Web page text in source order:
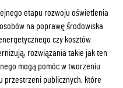
etapu rozwoju oświetlenia
na poprawę środowiska
czy kosztów
rozwiązania takie jak ten
mogą pomóc w tworzeniu
przestrzeni publicznych, które